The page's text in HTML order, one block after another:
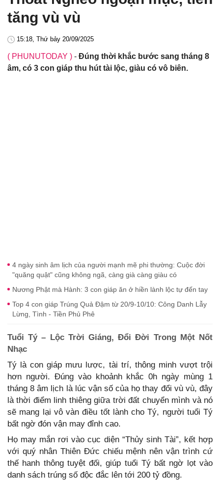
tăng vù vù
15:18, Thứ bảy 20/09/2025
( PHUNUTODAY ) - Đúng thời khắc bước sang tháng 8
âm, có 3 con giáp thu hút tài lộc, giàu có vô biên.
4 ngày sinh âm lịch của người mạnh mẽ phi thường: Cuộc đời
"quăng quật" cũng không ngã, càng già càng giàu có
Nương Phật mà Hành: 3 con giáp ăn ở hiền lành lộc tự đến tay
Top 4 con giáp Trúng Quả Đậm từ 20/9-10/10: Công Danh Lẫy
Lừng, Tình - Tiền Phủ Phê
Tuổi Tý – Lộc Trời Giáng, Đổi Đời Trong Một Nốt
Nhạc
Tý là con giáp mưu lược, tài trí, thông minh vượt trội
hơn người. Đúng vào khoảnh khắc 0h ngày mùng 1
tháng 8 âm lịch là lúc vận số của họ thay đổi vù vù, đây
là thời điểm linh thiêng giữa trời đất chuyển mình và nó
sẽ mang lại vô vàn điều tốt lành cho Tý, người tuổi Tý
bất ngờ đón vận may đỉnh cao.
Họ may mắn rơi vào cục diện “Thủy sinh Tài”, kết hợp
với quý nhân Thiên Đức chiếu mệnh nên vận trình cứ
thế hanh thông tuyệt đối, giúp tuổi Tý bất ngờ lọt vào
danh sách trúng số độc đắc lên tới 200 tỷ đồng.